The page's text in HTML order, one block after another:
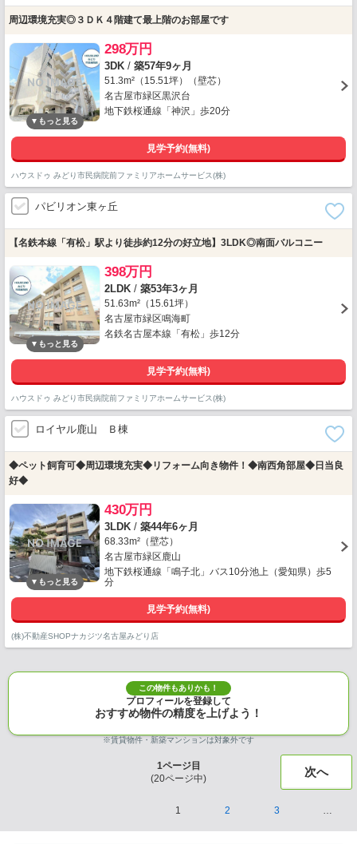
周辺環境充実◎３ＤＫ４階建て最上階のお部屋です
298万円
3DK / 築57年9ヶ月
51.3m²（15.51坪）（壁芯）
名古屋市緑区黒沢台
地下鉄桜通線「神沢」歩20分
見学予約(無料)
ハウスドゥ みどり市民病院前ファミリアホームサービス(株)
パビリオン東ヶ丘
【名鉄本線「有松」駅より徒歩約12分の好立地】3LDK◎南面バルコニー
398万円
2LDK / 築53年3ヶ月
51.63m²（15.61坪）
名古屋市緑区鳴海町
名鉄名古屋本線「有松」歩12分
見学予約(無料)
ハウスドゥ みどり市民病院前ファミリアホームサービス(株)
ロイヤル鹿山 Ｂ棟
◆ペット飼育可◆周辺環境充実◆リフォーム向き物件！◆南西角部屋◆日当良
好◆
430万円
3LDK / 築44年6ヶ月
68.33m²（壁芯）
名古屋市緑区鹿山
地下鉄桜通線「鳴子北」バス10分池上（愛知県）歩5
分
見学予約(無料)
(株)不動産SHOPナカジツ名古屋みどり店
この物件もありかも！
プロフィールを登録して
おすすめ物件の精度を上げよう！
※賃貸物件・新築マンションは対象外です
1ページ目
(20ページ中) 次へ
1 2 3 …